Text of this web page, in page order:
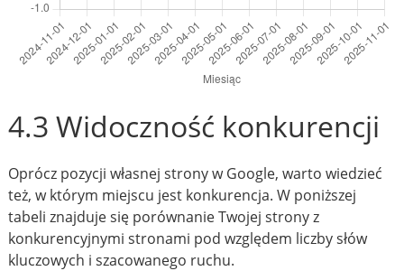
4.3 Widoczność konkurencji
Oprócz pozycji własnej strony w Google, warto wiedzieć
też, w którym miejscu jest konkurencja. W poniższej
tabeli znajduje się porównanie Twojej strony z
konkurencyjnymi stronami pod względem liczby słów
kluczowych i szacowanego ruchu.